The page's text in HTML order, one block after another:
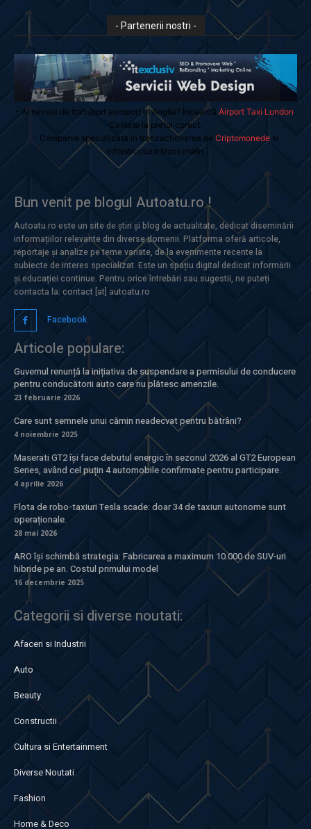
- Partenerii nostri -
- Ai nevoie de transport aeroport in Anglia? Încearcă Airport Taxi London
Calitate la prețul corect.
- Companie specializata in tranzactionarea de Criptomonedesi
infrastructura blockchain.
Bun venit pe blogul Autoatu.ro !
Autoatu.ro este un site de știri și blog de actualitate, dedicat diseminării
informațiilor relevante din diverse domenii. Platforma oferă articole,
reportaje și analize pe teme variate, de la evenimente recente la
subiecte de interes specializat. Este un spațiu digital dedicat informării
și educației continue. Pentru orice întrebări sau sugestii, ne puteți
contacta la: contact [at] autoatu.ro
Facebook
Articole populare:
Guvernul renunță la inițiativa de suspendare a permisului de conducere
pentru conducătorii auto care nu plătesc amenzile.
23 februarie 2026
Care sunt semnele unui cămin neadecvat pentru bătrâni?
4 noiembrie 2025
Maserati GT2 își face debutul energic în sezonul 2026 al GT2 European
Series, având cel puțin 4 automobile confirmate pentru participare.
4 aprilie 2026
Flota de robo-taxiuri Tesla scade: doar 34 de taxiuri autonome sunt
operaționale.
28 mai 2026
ARO își schimbă strategia: Fabricarea a maximum 10.000 de SUV-uri
hibride pe an. Costul primului model
16 decembrie 2025
Categorii si diverse noutati:
Afaceri si Industrii
Auto
Beauty
Constructii
Cultura si Entertainment
Diverse Noutati
Fashion
Home & Deco